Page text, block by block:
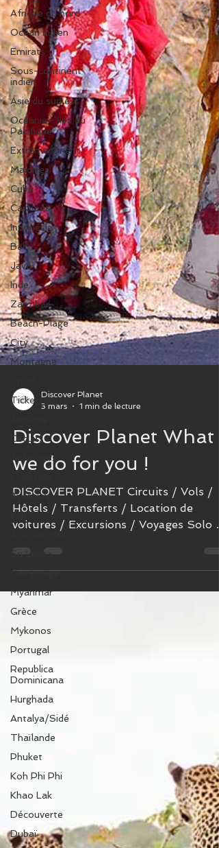
Afrique du nord
Océan Indien
Emirats
Sous-continent
indien
Asie du sud est
Océanie - Iles du
Pacifique
Extrême Orient
Maldives
Cuba
Caraïbes
Indonésie
Bali
Java
Inde
Zanzibar
Beach-Plage
City
Montagne
Ticketsportevents
Circuits
Autotours
Aventure
Iran
Asie centrale
Cambodge
Myanmar
Grèce
Mykonos
Portugal
Republica
Dominicana
Hurghada
Antalya/Sidé
Thaïlande
Phuket
Koh Phi Phi
Khao Lak
Découverte
Dubaï
Discover Planet What
we do for you !
DISCOVER PLANET Circuits / Vols /
Hôtels / Transferts / Location de